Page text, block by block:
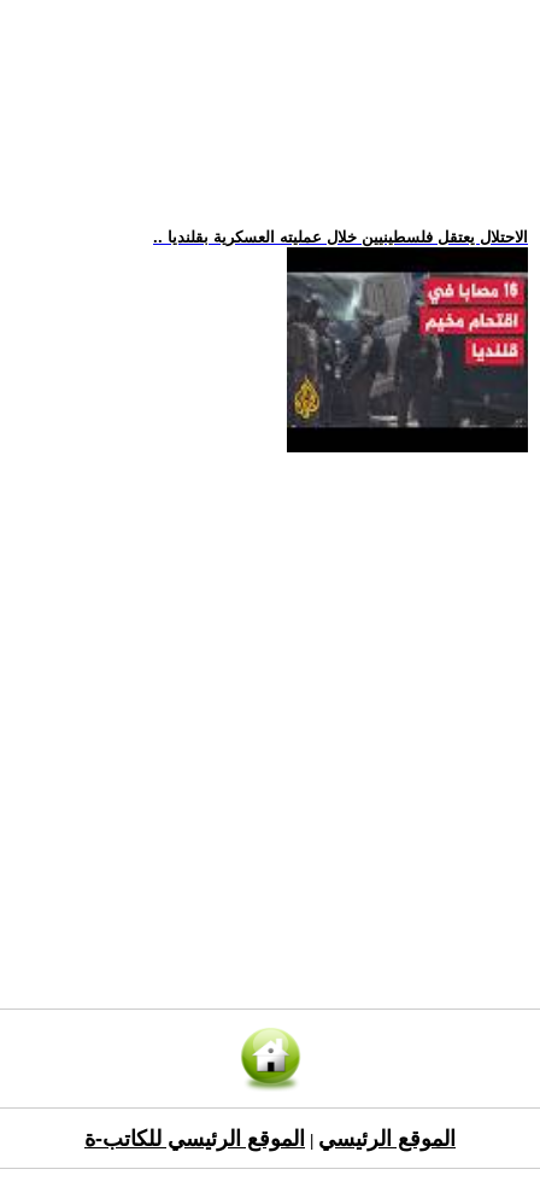
.. الاحتلال يعتقل فلسطينيين خلال عمليته العسكرية بقلنديا
الموقع الرئيسي الموقع الرئيسي للكاتب-ة